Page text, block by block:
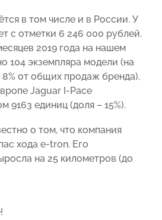
в том числе и в России. У
с отметки 6 246 000 рублей.
2019 года на нашем
104 экземпляра модели (на
от общих продаж бренда).
Jaguar I-Pace
9163 единиц (доля – 15%).
о том, что компания
хода e-tron. Его
на 25 километров (до